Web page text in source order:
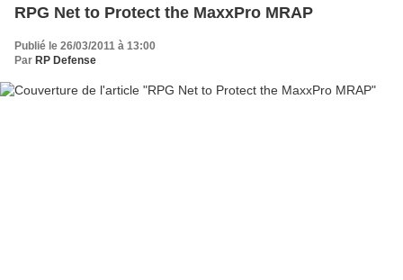
RPG Net to Protect the MaxxPro MRAP
Publié le 26/03/2011 à 13:00
Par RP Defense